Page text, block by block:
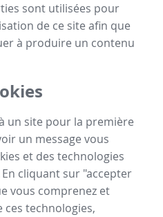
sont utilisées pour
de ce site afin que
à produire un contenu
un site pour la première
un message vous
et des technologies
cliquant sur "accepter
vous comprenez et
technologies,